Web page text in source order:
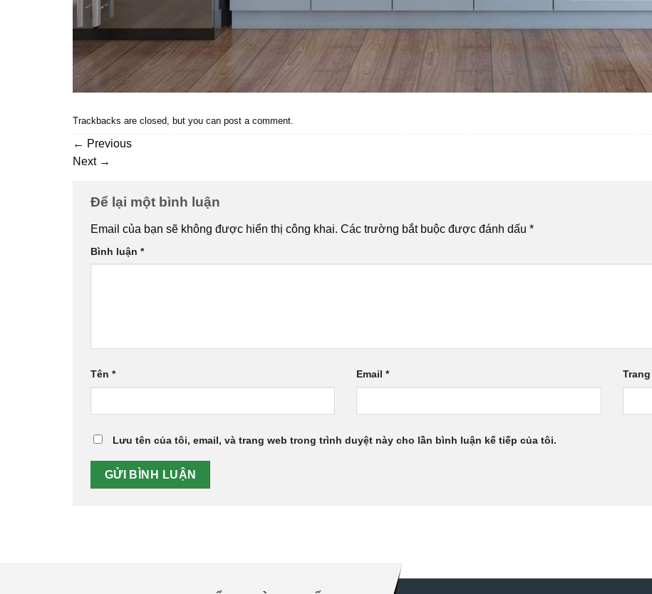
Trackbacks are closed, but you can post a comment.
← Previous
Next →
Để lại một bình luận
Email của bạn sẽ không được hiển thị công khai. Các trường bắt buộc được đánh dấu *
Bình luận *
Tên * Email*
Lưu tên của tôi, email, và trang web trong trình duyệt này cho lần bình luận kế tiếp của tôi.